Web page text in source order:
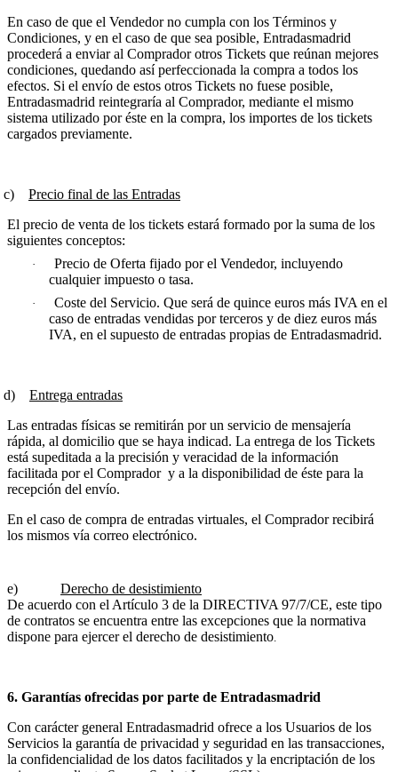
En caso de que el Vendedor no cumpla con los Términos y
Condiciones, y en el caso de que sea posible, Entradasmadrid
procederá a enviar al Comprador otros Tickets que reúnan mejores
condiciones, quedando así perfeccionada la compra a todos los
efectos. Si el envío de estos otros Tickets no fuese posible,
Entradasmadrid reintegraría al Comprador, mediante el mismo
sistema utilizado por éste en la compra, los importes de los tickets
cargados previamente.
Precio final de las Entradas
El precio de venta de los tickets estará formado por la suma de los
siguientes conceptos:
·
Precio de Oferta fijado por el Vendedor, incluyendo
cualquier impuesto o tasa.
·
Coste del Servicio. Que será de quince euros más IVA en el
caso de entradas vendidas por terceros y de diez euros más
IVA, en el supuesto de entradas propias de Entradasmadrid.
Entrega entradas
Las entradas físicas se remitirán por un servicio de mensajería
rápida, al domicilio que se haya indicad. La entrega de los Tickets
está supeditada a la precisión y veracidad de la información
facilitada por el Comprador y a la disponibilidad de éste para la
recepción del envío.
En el caso de compra de entradas virtuales, el Comprador recibirá
los mismos vía correo electrónico.
e)
Derecho de desistimiento
De acuerdo con el Artículo 3 de la DIRECTIVA 97/7/CE, este tipo
de contratos se encuentra entre las excepciones que la normativa
dispone para ejercer el derecho de desistimiento.
6. Garantías ofrecidas por parte de Entradasmadrid
Con carácter general Entradasmadrid ofrece a los Usuarios de los
Servicios la garantía de privacidad y seguridad en las transacciones,
la confidencialidad de los datos facilitados y la encriptación de los